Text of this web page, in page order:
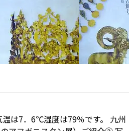
は7．6℃湿度は79％です。 九州